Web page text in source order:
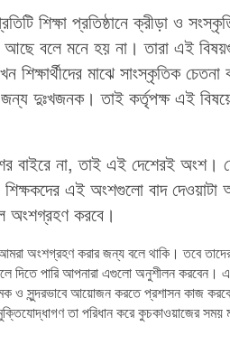
শিক্ষা প্রতিষ্ঠানে ক্রীড়া ও
আছে বলে মনে হয় না। তারা এই
শিক্ষার্থীদের মাঝে সাংস্কৃতিক
জন্য দুঃখজনক। তাই কর্তৃপক্ষ এই
বাইরে না, তাই এই দেশেরই অংশ।
শিক্ষকদের এই অংশগুলো বাদ
অংশগ্রহণ করবে।
আমরা অংশগ্রহণ করার জন্য বলে থাকি। তবে
দিতে পারি আপনারা এগুলো অনুশীলন করবেন।
ও সুন্দরভাবে আয়োজন করতে প্রশাসন কাজ
তা পরিধান করে কুচকাওয়াজের